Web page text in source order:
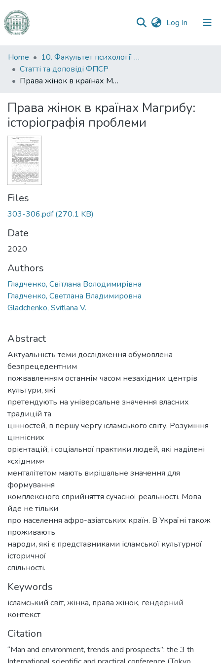
Log In (current)
Communities
&
Collections
Statistics
Home
10. Факультет психології та соціальної роботи
Статті та доповіді ФПСР
Права жінок в країнах Магрибу: історіографія проблеми
Права жінок в країнах Магрибу:
історіографія проблеми
Files
303-306.pdf(270.1 KB)
Date
2020
Authors
Гладченко, Світлана Володимирівна
Гладченко, Светлана Владимировна
Gladchenko, Svitlana V.
Abstract
Актуальність теми дослідження обумовлена
безпрецедентним
пожвавленням останнім часом незахідних центрів
культури, які
претендують на універсальне значення власних
традицій та
цінностей, в першу чергу ісламського світу. Розуміння
ціннісних
орієнтацій, і соціальної практики людей, які наділені
«східним»
менталітетом мають вирішальне значення для
формування
комплексного сприйняття сучасної реальності. Мова
йде не тільки
про населення афро-азіатських країн. В Україні також
проживають
народи, які є представниками ісламської культурної
історичної
спільності.
Keywords
ісламський світ, жінка, права жінок, гендерний
контекст
Citation
“Man and environment, trends and prospects”: the 3 th